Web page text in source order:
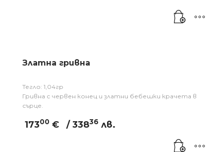
Златна гривна
Тегло: 1,04гр
Гривна с червен конец и златни бебешки крачета в
сърце.
17300 € / 33836 лв.